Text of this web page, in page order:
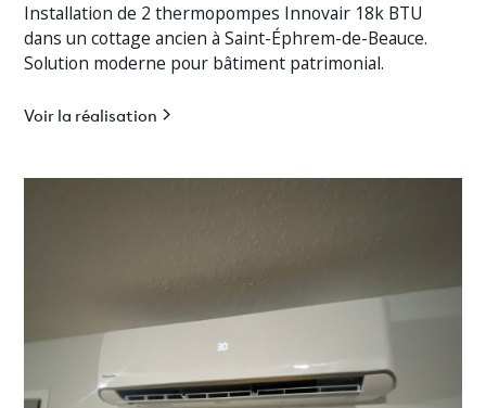
Installation de 2 thermopompes Innovair 18k BTU
dans un cottage ancien à Saint-Éphrem-de-Beauce.
Solution moderne pour bâtiment patrimonial.
Voir la réalisation